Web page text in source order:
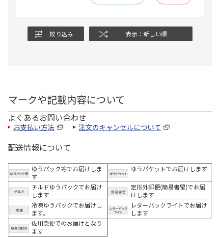
絞り込み 表示：新しい順
マークや記載内容について
よくあるお問い合わせ
お支払い方法 注文のキャンセルについて
配送情報について
ゆうパック等でお届けしま
す
ゆうパケットでお届けします
チルドゆうパックでお届け
します
定形外郵便(簡易書留)でお届
けします
冷凍ゆうパックでお届けし
ます。
レターパックライトでお届け
します
佐川急便でのお届けとなり
ます